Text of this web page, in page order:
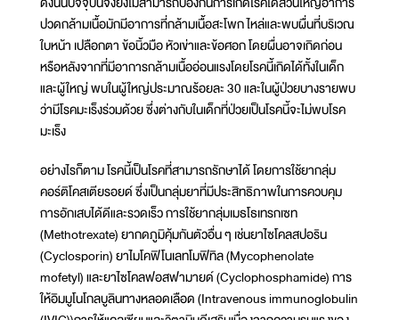
ปวดกล้ามเนื้อมักมีอาการที่กล้ามเนื้อสะโพก ไหล่และพบผื่นที่บริเวณ
ใบหน้า เปลือกตา ข้อนิ้วมือ หัวเข่าและข้อศอก โดยผื่นอาจเกิดก่อน
หรือหลังจากที่มีอาการกล้ามเนื้ออ่อนแรงโดยโรคนี้เกิดได้ทั้งในเด็ก
และผู้ใหญ่ พบในผู้ใหญ่ประมาณร้อยละ 30 และในผู้ป่วยบางรายพบ
ว่ามีโรคมะเร็งร่วมด้วย ซึ่งต่างกับในเด็กที่ป่วยเป็นโรคนี้จะไม่พบโรค
มะเร็ง
อย่างไรก็ตาม โรคนี้เป็นโรคที่สามารถรักษาได้ โดยการใช้ยากลุ่ม
คอร์ติโคสเตียรอยด์ ซึ่งเป็นกลุ่มยาที่มีประสิทธิภาพในการควบคุม
การอักเสบได้ดีและรวดเร็ว การใช้ยากลุ่มเมธโธเทรกเซท
(Methotrexate) ยากดภูมิคุ้มกันตัวอื่น ๆ เช่นยาไซโคลสปอริน
(Cyclosporin) ยาไมโคฟิโนเลทโมฟิทิล (Mycophenolate
mofetyl) และยาไซโคลฟอสฟามายด์ (Cyclophosphamide) การ
ให้อิมมูโนโกลบูลินทางหลอดเลือด (Intravenous immunoglobulin